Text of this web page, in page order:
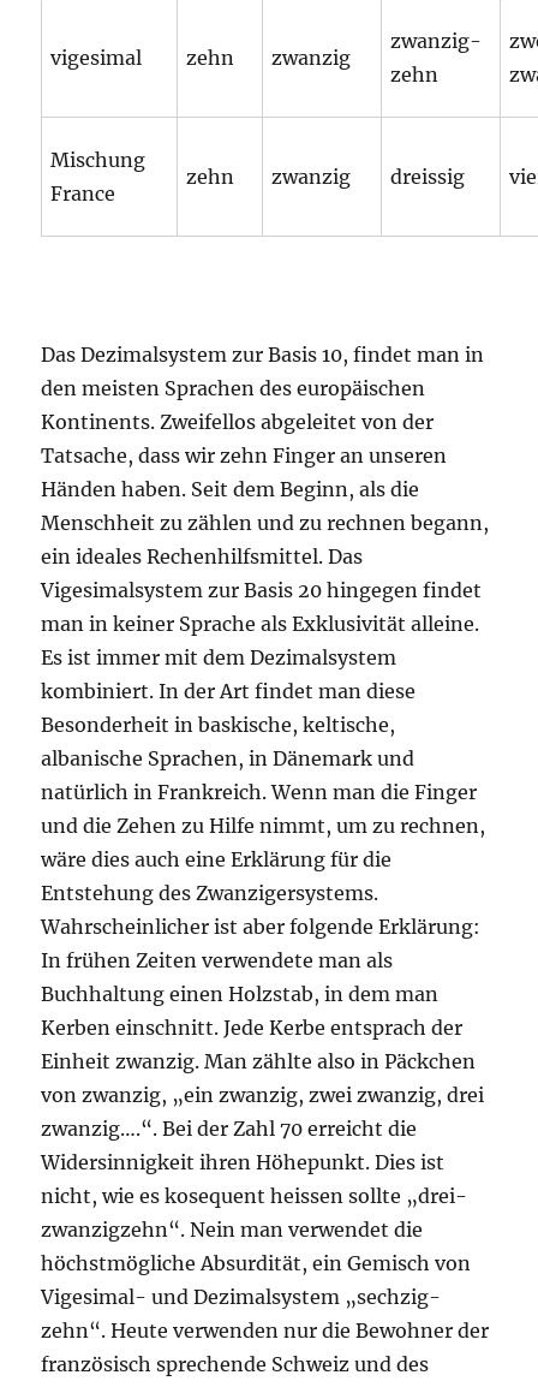
vigesimal zehn zwanzig
zwanzig-
zehn
Mischung
France
zehn zwanzig dreissig
Das Dezimalsystem zur Basis 10, findet man in
den meisten Sprachen des europäischen
Kontinents. Zweifellos abgeleitet von der
Tatsache, dass wir zehn Finger an unseren
Händen haben. Seit dem Beginn, als die
Menschheit zu zählen und zu rechnen begann,
ein ideales Rechenhilfsmittel. Das
Vigesimalsystem zur Basis 20 hingegen findet
man in keiner Sprache als Exklusivität alleine.
Es ist immer mit dem Dezimalsystem
kombiniert. In der Art findet man diese
Besonderheit in baskische, keltische,
albanische Sprachen, in Dänemark und
natürlich in Frankreich. Wenn man die Finger
und die Zehen zu Hilfe nimmt, um zu rechnen,
wäre dies auch eine Erklärung für die
Entstehung des Zwanzigersystems.
Wahrscheinlicher ist aber folgende Erklärung:
In frühen Zeiten verwendete man als
Buchhaltung einen Holzstab, in dem man
Kerben einschnitt. Jede Kerbe entsprach der
Einheit zwanzig. Man zählte also in Päckchen
von zwanzig, „ein zwanzig, zwei zwanzig, drei
zwanzig….“. Bei der Zahl 70 erreicht die
Widersinnigkeit ihren Höhepunkt. Dies ist
nicht, wie es kosequent heissen sollte „drei-
zwanzigzehn“. Nein man verwendet die
höchstmögliche Absurdität, ein Gemisch von
Vigesimal- und Dezimalsystem „sechzig-
zehn“. Heute verwenden nur die Bewohner der
französisch sprechende Schweiz und des